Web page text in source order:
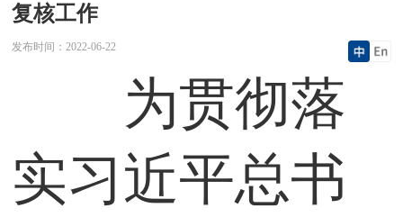
复核工作
发布时间： 2022-06-22
为贯彻落
实习近平总书